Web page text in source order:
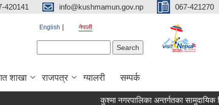
420141 info@kushmamun.gov.np 067-421270
English नेपाली
शाखा राजपत्र ग्यालरी सम्पर्क
कुश्मा नगरपालिका अन्तर्गतका सामुदायिक